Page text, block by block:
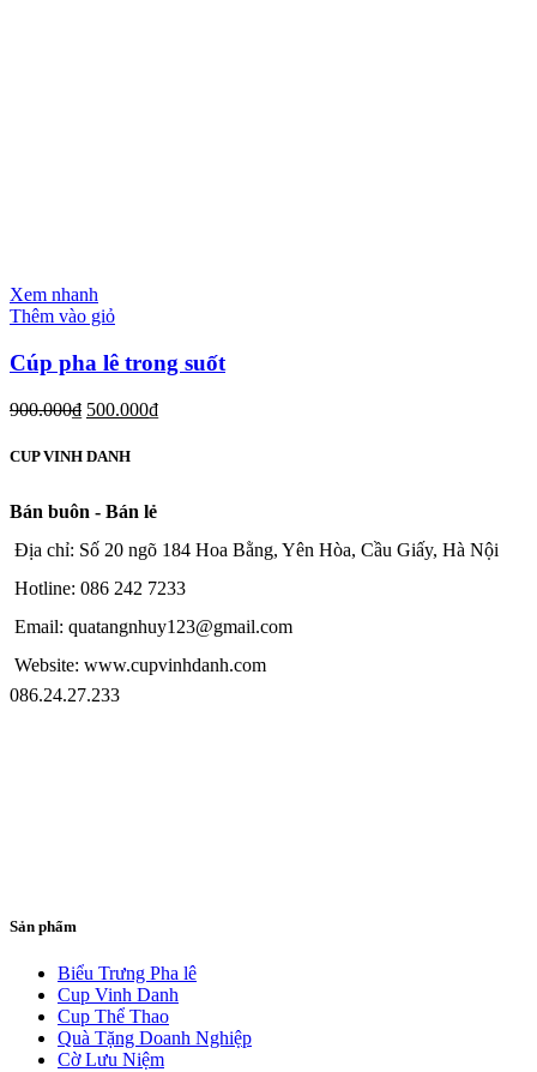
Xem nhanh
Thêm vào giỏ
Cúp pha lê trong suốt
900.000₫ 500.000₫
CUP VINH DANH
Bán buôn - Bán lẻ
Địa chỉ: Số 20 ngõ 184 Hoa Bằng, Yên Hòa, Cầu Giấy, Hà Nội
Hotline: 086 242 7233
Email: quatangnhuy123@gmail.com
Website: www.cupvinhdanh.com
086.24.27.233
Sản phẩm
Biểu Trưng Pha lê
Cup Vinh Danh
Cup Thể Thao
Quà Tặng Doanh Nghiệp
Cờ Lưu Niệm